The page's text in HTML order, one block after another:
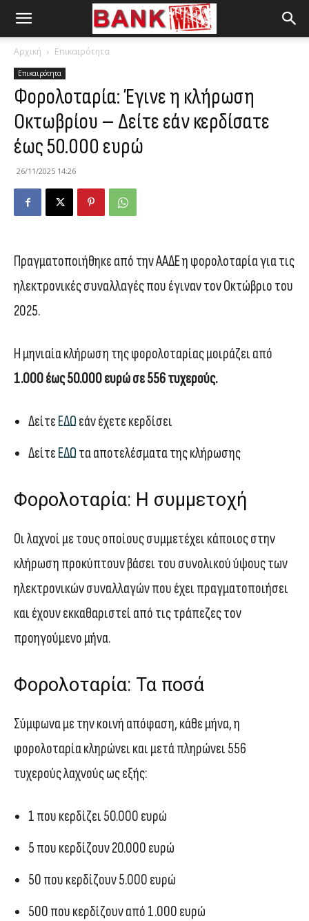
Αρχική Επικαιρότητα
Επικαιρότητα
Φορολοταρία: Έγινε η κλήρωση
Οκτωβρίου – Δείτε εάν κερδίσατε
έως 50.000 ευρώ
26/11/2025 14:26
Πραγματοποιήθηκε από την ΑΑΔΕ η φορολοταρία για τις
ηλεκτρονικές συναλλαγές που έγιναν τον Οκτώβριο του
2025.
Η μηνιαία κλήρωση της φορολοταρίας μοιράζει από
1.000 έως 50.000 ευρώ σε 556 τυχερούς.
Δείτε ΕΔΩ εάν έχετε κερδίσει
Δείτε ΕΔΩ τα αποτελέσματα της κλήρωσης
Φορολοταρία: Η συμμετοχή
Οι λαχνοί με τους οποίους συμμετέχει κάποιος στην
κλήρωση προκύπτουν βάσει του συνολικού ύψους των
ηλεκτρονικών συναλλαγών που έχει πραγματοποιήσει
και έχουν εκκαθαριστεί από τις τράπεζες τον
προηγούμενο μήνα.
Φορολοταρία: Τα ποσά
Σύμφωνα με την κοινή απόφαση, κάθε μήνα, η
φορολοταρία κληρώνει και μετά πληρώνει 556
τυχερούς λαχνούς ως εξής:
1 που κερδίζει 50.000 ευρώ
5 που κερδίζουν 20.000 ευρώ
50 που κερδίζουν 5.000 ευρώ
500 που κερδίζουν από 1.000 ευρώ